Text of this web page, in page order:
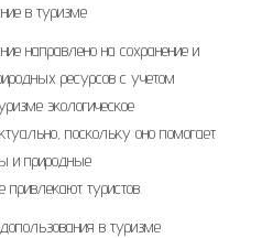
в туризме
направлено на сохранение и
ресурсов с учетом
экологическое
поскольку оно помогает
и природные
привлекают туристов.
в туризме